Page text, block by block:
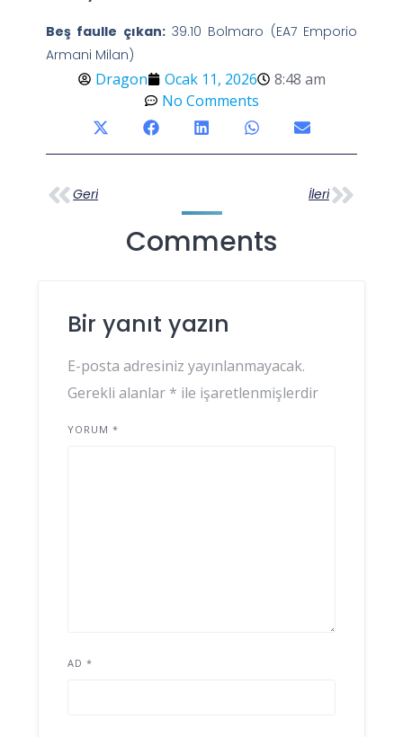
Beş faulle çıkan:39.10 Bolmaro (EA7 Emporio
Armani Milan)
Dragon Ocak 11, 2026
8:48 am
No Comments
Geri İleri
Comments
Bir yanıt yazın
E-posta adresiniz yayınlanmayacak.
Gerekli alanlar * ile işaretlenmişlerdir
YORUM *
AD *